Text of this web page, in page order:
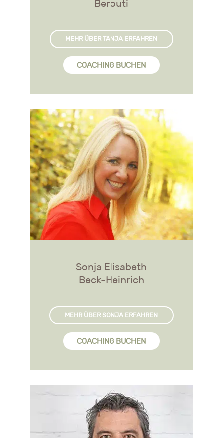
Berouti
MEHR ÜBER TANJA ERFAHREN
COACHING BUCHEN
Sonja Elisabeth
Beck-Heinrich
MEHR ÜBER SONJA ERFAHREN
COACHING BUCHEN